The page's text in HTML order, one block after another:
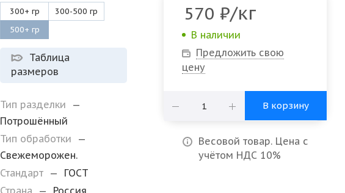
300+ гр
300-500 гр
500+ гр
Таблица
размеров
Тип разделки
—
Потрошённый
Тип обработки
—
Свежеморожен.
Стандарт —
ГОСТ
Страна
—
Россия
570 ₽/кг
В наличии
Предложить свою
цену
В корзину
Весовой товар. Цена с
учётом НДС 10%